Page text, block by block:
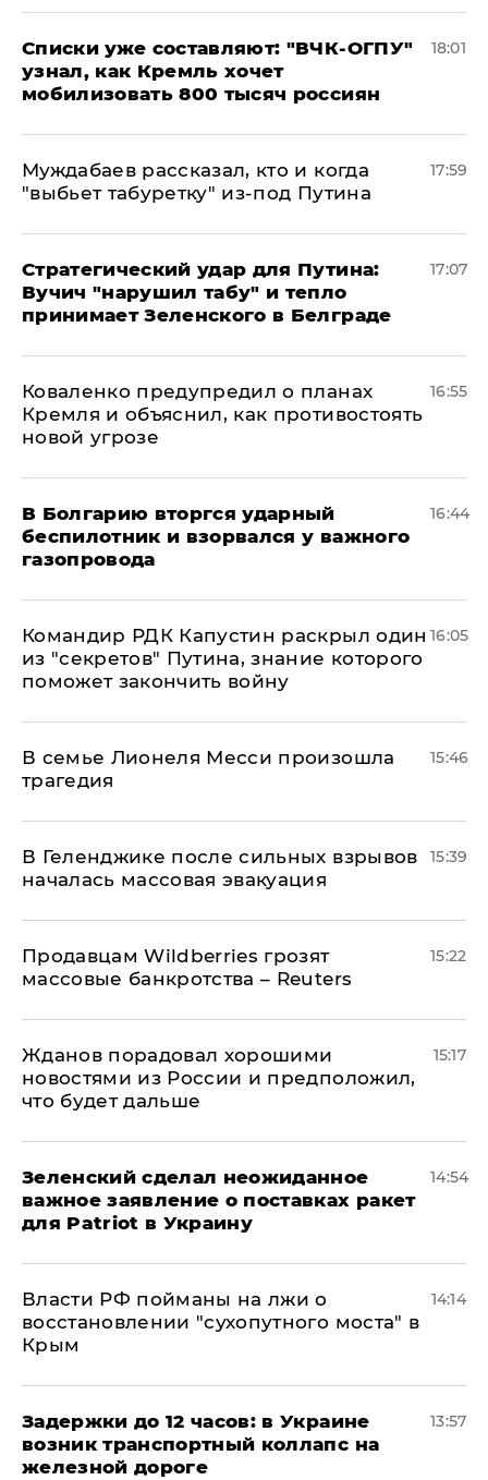
Списки уже составляют: "ВЧК-ОГПУ"
узнал, как Кремль хочет
мобилизовать 800 тысяч россиян
18:01
Муждабаев рассказал, кто и когда
"выбьет табуретку" из-под Путина
17:59
Стратегический удар для Путина:
Вучич "нарушил табу" и тепло
принимает Зеленского в Белграде
17:07
Коваленко предупредил о планах
Кремля и объяснил, как противостоять
новой угрозе
16:55
В Болгарию вторгся ударный
беспилотник и взорвался у важного
газопровода
16:44
Командир РДК Капустин раскрыл один
из "секретов" Путина, знание которого
поможет закончить войну
16:05
В семье Лионеля Месси произошла
трагедия
15:46
В Геленджике после сильных взрывов
началась массовая эвакуация
15:39
Продавцам Wildberries грозят
массовые банкротства – Reuters
15:22
Жданов порадовал хорошими
новостями из России и предположил,
что будет дальше
15:17
Зеленский сделал неожиданное
важное заявление о поставках ракет
для Patriot в Украину
14:54
Власти РФ пойманы на лжи о
восстановлении "сухопутного моста" в
Крым
14:14
Задержки до 12 часов: в Украине
возник транспортный коллапс на
железной дороге
13:57